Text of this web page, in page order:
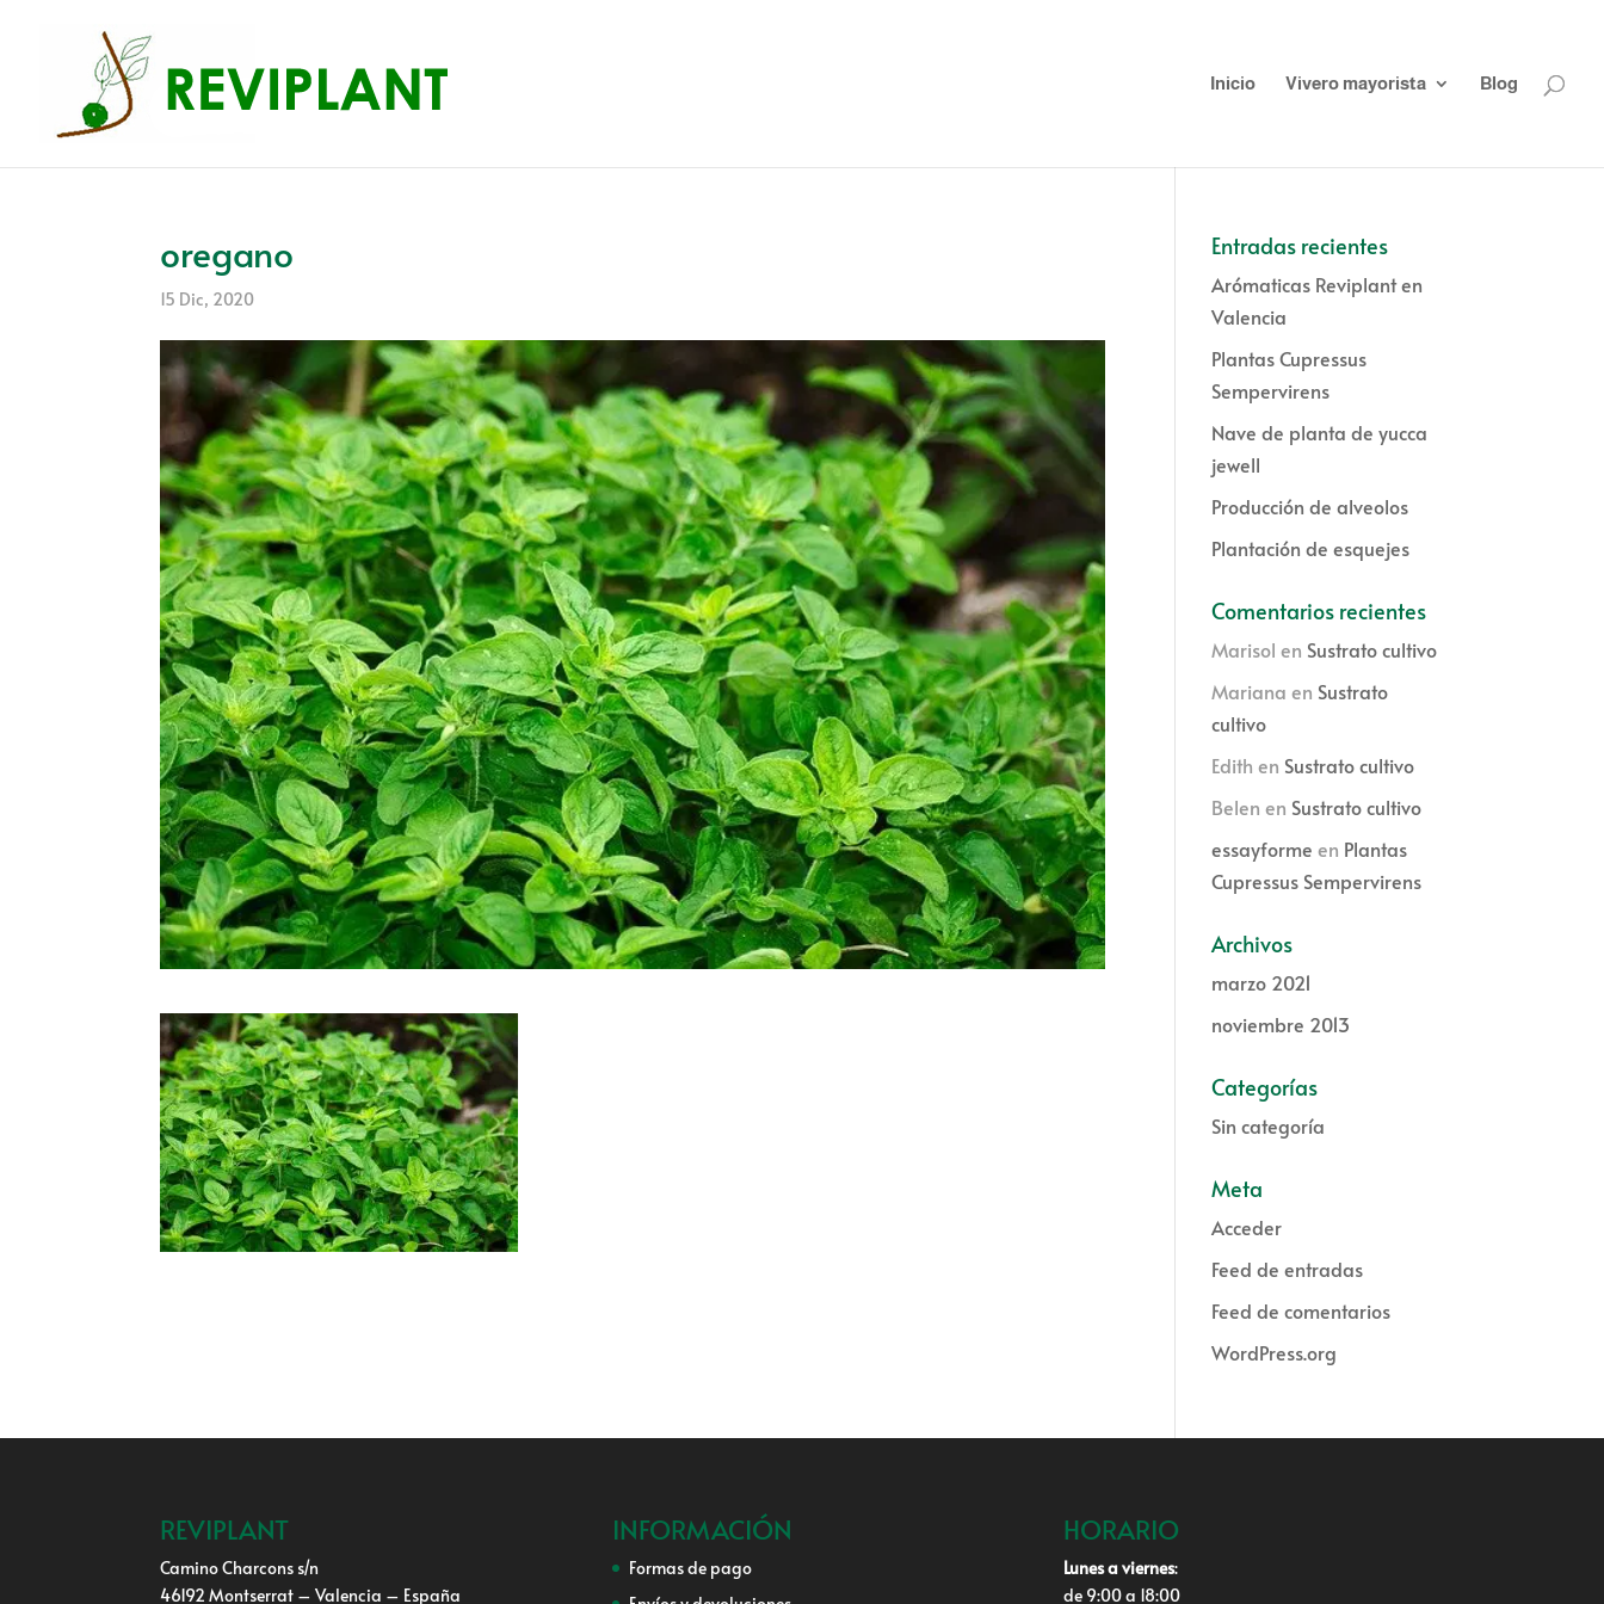
Inicio Vivero mayorista Blog
oregano
15 Dic, 2020
Entradas recientes
Arómaticas Reviplant en
Valencia
Plantas Cupressus
Sempervirens
Nave de planta de yucca
jewell
Producción de alveolos
Plantación de esquejes
Comentarios recientes
Marisol en Sustrato cultivo
Mariana en Sustrato
cultivo
Edith en Sustrato cultivo
Belen en Sustrato cultivo
essayforme en Plantas
Cupressus Sempervirens
Archivos
marzo 2021
noviembre 2013
Categorías
Sin categoría
Meta
Acceder
Feed de entradas
Feed de comentarios
WordPress.org
REVIPLANT
Camino Charcons s/n
46192 Montserrat – Valencia – España
INFORMACIÓN
Formas de pago
HORARIO
Lunes a viernes:
de 9:00 a 18:00